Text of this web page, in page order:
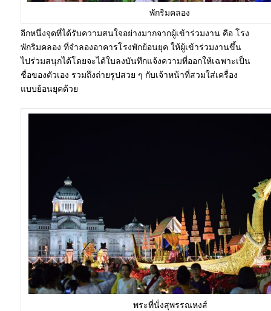
พักริมคลอง
อีกหนึ่งจุดที่ได้รับความสนใจอย่างมากจากผู้เข้าร่วมงาน คือ โรง
พักริมคลอง ที่จำลองอาคารโรงพักย้อนยุค ให้ผู้เข้าร่วมงานขึ้น
ไปร่วมสนุกได้โดยจะได้ใบลงบันทึกแจ้งความที่ออกให้เฉพาะเป็น
ชื่อของตัวเอง รวมถึงถ่ายรูปสวย ๆ กับเจ้าหน้าที่สวมใส่เครื่อง
แบบย้อนยุคด้วย
พระที่นั่งสุพรรณหงส์